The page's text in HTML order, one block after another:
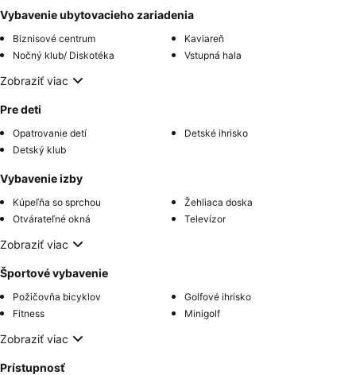
Vybavenie ubytovacieho zariadenia
Biznisové centrum
Kaviareň
Nočný klub/ Diskotéka
Vstupná hala
Zobraziť viac
Pre deti
Opatrovanie detí
Detské ihrisko
Detský klub
Vybavenie izby
Kúpeľňa so sprchou
Žehliaca doska
Otvárateľné okná
Televízor
Zobraziť viac
Športové vybavenie
Požičovňa bicyklov
Golfové ihrisko
Fitness
Minigolf
Zobraziť viac
Prístupnosť